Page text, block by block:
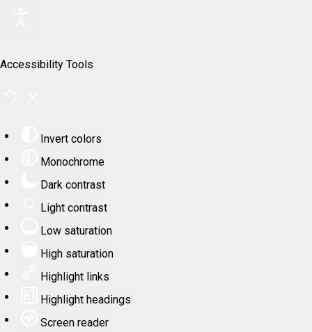
Accessibility Tools
Invert colors
Monochrome
Dark contrast
Light contrast
Low saturation
High saturation
Highlight links
Highlight headings
Screen reader